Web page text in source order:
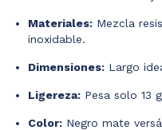
Materiales: Mezcla
inoxidable.
Dimensiones: Largo
Ligereza: Pesa solo 13
Color: Negro mate